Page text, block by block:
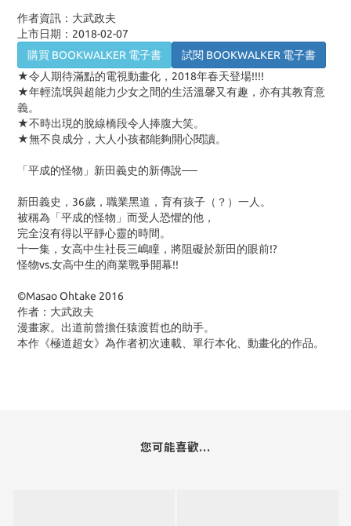
作者資訊：大武政夫
上市日期：2018-02-07
購買 BOOKWALKER 電子書
試閱 BOOKWALKER 電子書
★令人期待滿點的電視動畫化，2018年春天登場!!!!
★年輕流氓與超能力少女之間的生活溫馨又有趣，亦有其教育意
義。
★不時出現的脫線橋段令人捧腹大笑。
★無不良成分，大人小孩都能夠開心閱讀。
「平成的怪物」新田義史的新傳說──
新田義史，36歲，職業黑道，育有孩子（？）一人。
被稱為「平成的怪物」而受人恐懼的他，
完全沒有得以平靜心靈的時間。
十一集，女高中生社長三嶋瞳，將阻礙於新田的眼前!?
怪物vs.女高中生的商業戰爭開幕!!
©Masao Ohtake 2016
作者：大武政夫
漫畫家。出道前曾擔任猿渡哲也的助手。
本作《極道超女》為作者初次連載、單行本化、動畫化的作品。
您可能喜歡...